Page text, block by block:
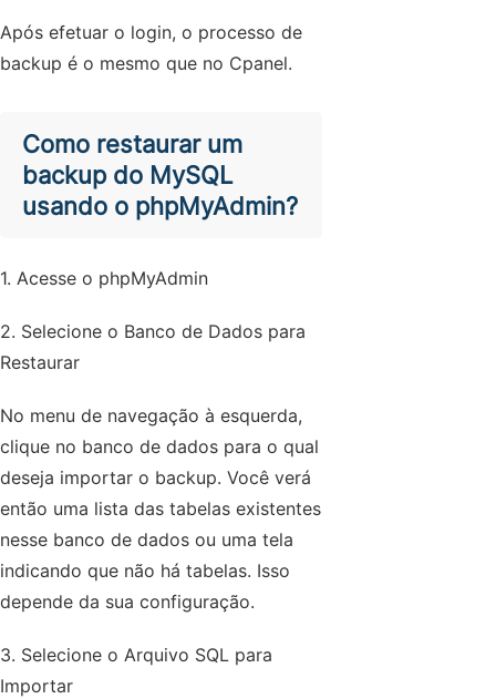
Após efetuar o login, o processo de
backup é o mesmo que no Cpanel.
Como restaurar um
backup do MySQL
usando o phpMyAdmin?
1. Acesse o phpMyAdmin
2. Selecione o Banco de Dados para
Restaurar
No menu de navegação à esquerda,
clique no banco de dados para o qual
deseja importar o backup. Você verá
então uma lista das tabelas existentes
nesse banco de dados ou uma tela
indicando que não há tabelas. Isso
depende da sua configuração.
3. Selecione o Arquivo SQL para
Importar